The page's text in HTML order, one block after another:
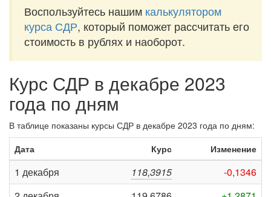
Воспользуйтесь нашим калькулятором
курса СДР, который поможет рассчитать его
стоимость в рублях и наоборот.
Курс СДР в декабре 2023
года по дням
В таблице показаны курсы СДР в декабре 2023 года по дням:
Дата
Курс Изменение
1 декабря 118,3915
-0,1346